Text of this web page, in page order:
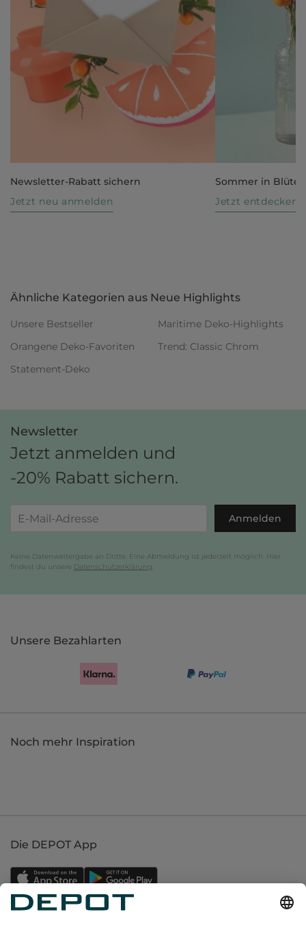
Newsletter-Rabatt sichern
Jetzt neu anmelden
Sommer in Blüte
Jetzt entdecken
Ähnliche Kategorien aus Neue Highlights
Unsere Bestseller
Maritime Deko-Highlights
Orangene Deko-Favoriten
Trend: Classic Chrom
Statement-Deko
Newsletter
Jetzt anmelden und
-20% Rabatt sichern.
Anmelden
Keine Datenweitergabe an Dritte. Eine Abmeldung ist jederzeit möglich. Hier
findest du unsere Datenschutzerklärung
Unsere Bezahlarten
Noch mehr Inspiration
Die DEPOT App